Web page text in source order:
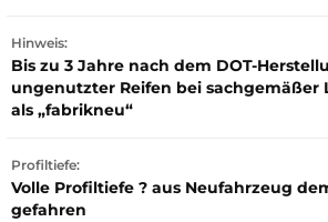
Hinweis:
Bis zu 3 Jahre nach dem DOT-
ungenutzter Reifen bei sachgemäßer
als „fabrikneu“
Profiltiefe:
Volle Profiltiefe ? aus Neufahrzeug
gefahren